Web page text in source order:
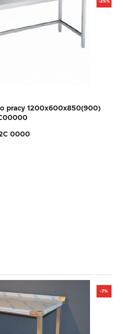
-25%
pracy 1200x600x850(900)
0000
-7%